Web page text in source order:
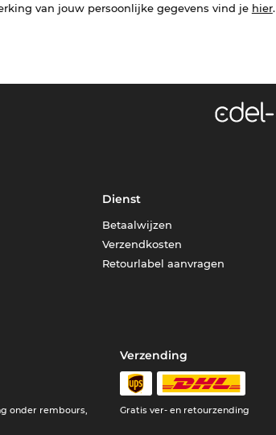
van jouw persoonlijke gegevens vind je hier.
Dienst
Betaalwijzen
Verzendkosten
Retourlabel aanvragen
onder rembours,
Verzending
Gratis ver- en retourzending